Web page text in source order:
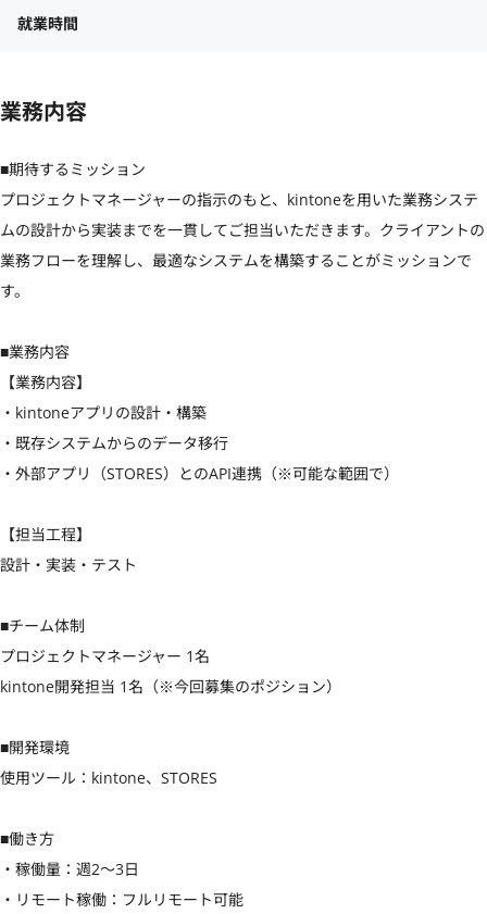
就業時間
業務内容
■期待するミッション
プロジェクトマネージャーの指示のもと、kintoneを用いた業務システ
ムの設計から実装までを一貫してご担当いただきます。クライアントの
業務フローを理解し、最適なシステムを構築することがミッションで
す。
■業務内容
【業務内容】
・kintoneアプリの設計・構築
・既存システムからのデータ移行
・外部アプリ（STORES）とのAPI連携（※可能な範囲で）
【担当工程】
設計・実装・テスト
■チーム体制
プロジェクトマネージャー 1名
kintone開発担当 1名（※今回募集のポジション）
■開発環境
使用ツール：kintone、STORES
■働き方
・稼働量：週2〜3日
・リモート稼働：フルリモート可能